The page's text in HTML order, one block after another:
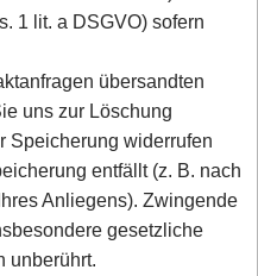
1 lit. a DSGVO) sofern
übersandten
uns zur Löschung
Speicherung widerrufen
entfällt (z. B. nach
Anliegens). Zwingende
gesetzliche
unberührt.